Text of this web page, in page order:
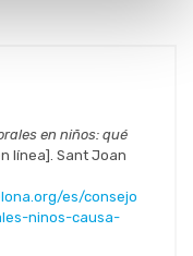
en niños: qué
línea]. Sant Joan
es/consejo
ninos-causa-